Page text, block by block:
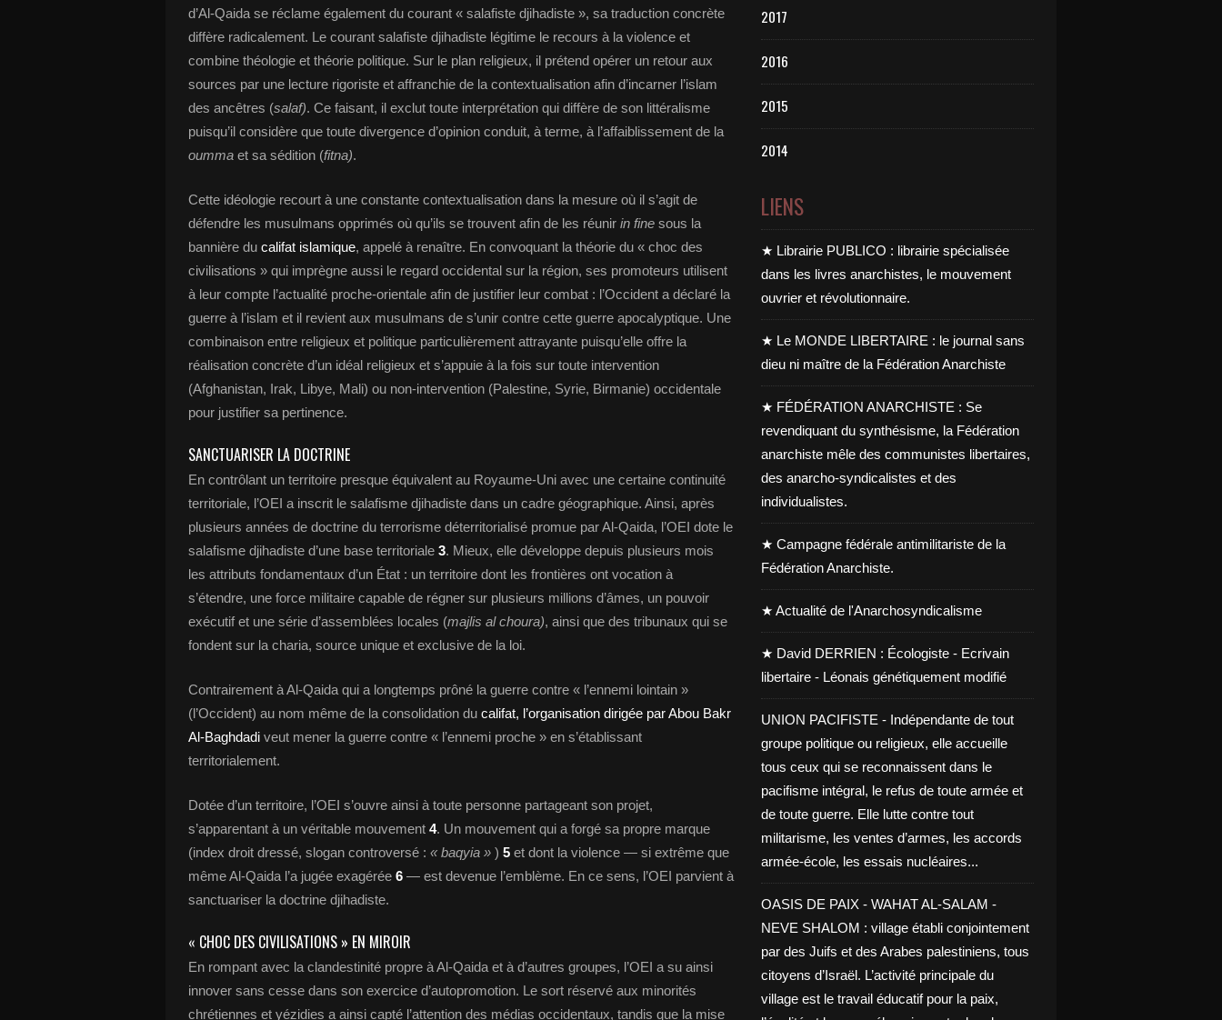
d’Al-Qaida se réclame également du courant « salafiste djihadiste », sa traduction concrète
diffère radicalement. Le courant salafiste djihadiste légitime le recours à la violence et
combine théologie et théorie politique. Sur le plan religieux, il prétend opérer un retour aux
sources par une lecture rigoriste et affranchie de la contextualisation afin d’incarner l’islam
des ancêtres (salaf). Ce faisant, il exclut toute interprétation qui diffère de son littéralisme
puisqu’il considère que toute divergence d’opinion conduit, à terme, à l’affaiblissement de la
oumma et sa sédition (fitna).
Cette idéologie recourt à une constante contextualisation dans la mesure où il s’agit de
défendre les musulmans opprimés où qu’ils se trouvent afin de les réunir in fine sous la
bannière du califat islamique, appelé à renaître. En convoquant la théorie du « choc des
civilisations » qui imprègne aussi le regard occidental sur la région, ses promoteurs utilisent
à leur compte l’actualité proche-orientale afin de justifier leur combat : l’Occident a déclaré la
guerre à l’islam et il revient aux musulmans de s’unir contre cette guerre apocalyptique. Une
combinaison entre religieux et politique particulièrement attrayante puisqu’elle offre la
réalisation concrète d’un idéal religieux et s’appuie à la fois sur toute intervention
(Afghanistan, Irak, Libye, Mali) ou non-intervention (Palestine, Syrie, Birmanie) occidentale
pour justifier sa pertinence.
SANCTUARISER LA DOCTRINE
En contrôlant un territoire presque équivalent au Royaume-Uni avec une certaine continuité
territoriale, l’OEI a inscrit le salafisme djihadiste dans un cadre géographique. Ainsi, après
plusieurs années de doctrine du terrorisme déterritorialisé promue par Al-Qaida, l’OEI dote le
salafisme djihadiste d’une base territoriale 3. Mieux, elle développe depuis plusieurs mois
les attributs fondamentaux d’un État : un territoire dont les frontières ont vocation à
s’étendre, une force militaire capable de régner sur plusieurs millions d’âmes, un pouvoir
exécutif et une série d’assemblées locales (majlis al choura), ainsi que des tribunaux qui se
fondent sur la charia, source unique et exclusive de la loi.
Contrairement à Al-Qaida qui a longtemps prôné la guerre contre « l’ennemi lointain »
(l’Occident) au nom même de la consolidation du califat, l’organisation dirigée par Abou Bakr
Al-Baghdadi veut mener la guerre contre « l’ennemi proche » en s’établissant
territorialement.
Dotée d’un territoire, l’OEI s’ouvre ainsi à toute personne partageant son projet,
s’apparentant à un véritable mouvement 4. Un mouvement qui a forgé sa propre marque
(index droit dressé, slogan controversé : « baqyia » ) 5 et dont la violence — si extrême que
même Al-Qaida l’a jugée exagérée 6 — est devenue l’emblème. En ce sens, l’OEI parvient à
sanctuariser la doctrine djihadiste.
« CHOC DES CIVILISATIONS » EN MIROIR
En rompant avec la clandestinité propre à Al-Qaida et à d’autres groupes, l’OEI a su ainsi
innover sans cesse dans son exercice d’autopromotion. Le sort réservé aux minorités
chrétiennes et yézidies a ainsi capté l’attention des médias occidentaux, tandis que la mise
2017
2016
2015
2014
LIENS
★ Librairie PUBLICO : librairie spécialisée
dans les livres anarchistes, le mouvement
ouvrier et révolutionnaire.
★ Le MONDE LIBERTAIRE : le journal sans
dieu ni maître de la Fédération Anarchiste
★ FÉDÉRATION ANARCHISTE : Se
revendiquant du synthésisme, la Fédération
anarchiste mêle des communistes libertaires,
des anarcho-syndicalistes et des
individualistes.
★ Campagne fédérale antimilitariste de la
Fédération Anarchiste.
★ Actualité de l'Anarchosyndicalisme
★ David DERRIEN : Écologiste - Ecrivain
libertaire - Léonais génétiquement modifié
UNION PACIFISTE - Indépendante de tout
groupe politique ou religieux, elle accueille
tous ceux qui se reconnaissent dans le
pacifisme intégral, le refus de toute armée et
de toute guerre. Elle lutte contre tout
militarisme, les ventes d’armes, les accords
armée-école, les essais nucléaires...
OASIS DE PAIX - WAHAT AL-SALAM -
NEVE SHALOM : village établi conjointement
par des Juifs et des Arabes palestiniens, tous
citoyens d’Israël. L’activité principale du
village est le travail éducatif pour la paix,